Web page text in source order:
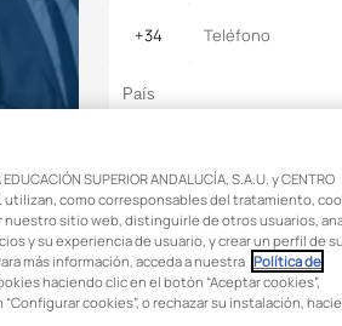
He leído y acepto laPolítica de
Deseo que la UAX me remita
empresas del Grupo
SUPERIOR ANDALUCÍA, S.A.U. y CENTRO
utilizan, como corresponsables del tratamiento,
nuestro sitio web, distinguirle de otros usuarios,
y su experiencia de usuario, y crear un perfil de
más información, acceda a nuestra Política de
haciendo clic en el botón “Aceptar cookies”,
cookies”, o rechazar su instalación,